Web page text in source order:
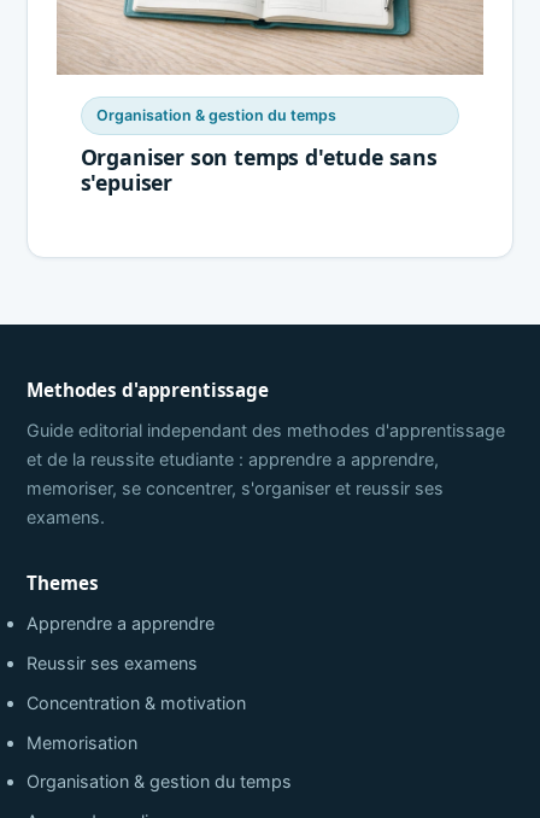
Organisation & gestion du temps
Organiser son temps d'etude sans
s'epuiser
Methodes d'apprentissage
Guide editorial independant des methodes d'apprentissage
et de la reussite etudiante : apprendre a apprendre,
memoriser, se concentrer, s'organiser et reussir ses
examens.
Themes
Apprendre a apprendre
Reussir ses examens
Concentration & motivation
Memorisation
Organisation & gestion du temps